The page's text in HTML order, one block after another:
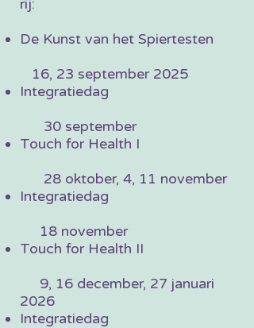
rij:
De Kunst van het Spiertesten
16, 23 september 2025
Integratiedag
30 september
Touch for Health I
28 oktober, 4, 11 november
Integratiedag
18 november
Touch for Health II
9, 16 december, 27 januari
2026
Integratiedag